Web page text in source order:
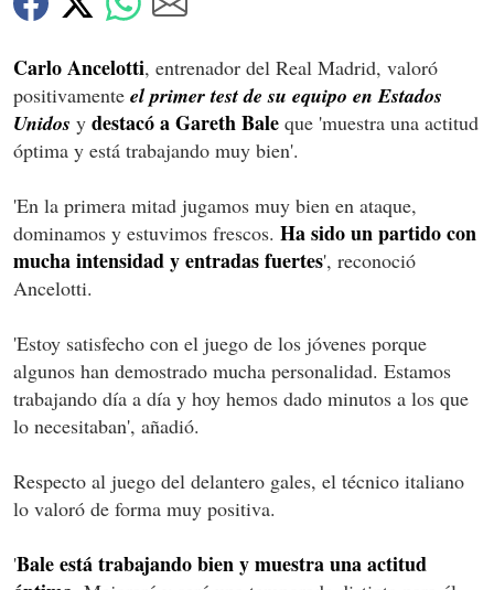
Carlo Ancelotti, entrenador del Real Madrid, valoró
positivamente el primer test de su equipo en Estados
Unidos y destacó a Gareth Bale que 'muestra una actitud
óptima y está trabajando muy bien'.
'En la primera mitad jugamos muy bien en ataque,
dominamos y estuvimos frescos. Ha sido un partido con
mucha intensidad y entradas fuertes', reconoció
Ancelotti.
'Estoy satisfecho con el juego de los jóvenes porque
algunos han demostrado mucha personalidad. Estamos
trabajando día a día y hoy hemos dado minutos a los que
lo necesitaban', añadió.
Respecto al juego del delantero gales, el técnico italiano
lo valoró de forma muy positiva.
'Bale está trabajando bien y muestra una actitud